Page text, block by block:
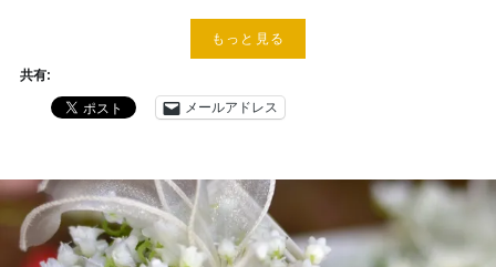
もっと見る
共有:
メールアドレス